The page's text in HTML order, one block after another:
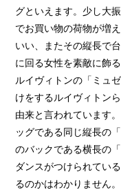
グといえます。少し大
でお買い物の荷物が増
いい、またその縦長で
に回る女性を素敵に飾
ルイヴィトンの「ミュ
けをするルイヴィトン
由来と言われています
ッグである同じ縦長の
のバックである横長の
ダンスがつけられてい
るのかはわかりません。